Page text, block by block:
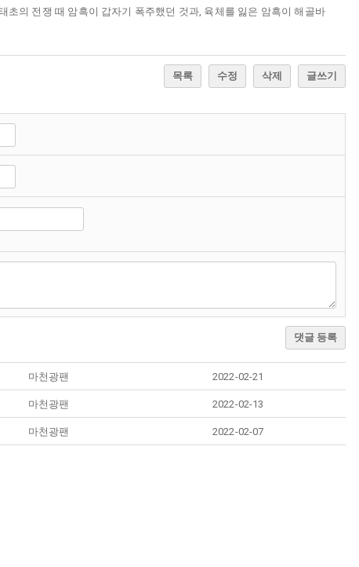
초의 전쟁 때 암흑이 갑자기 폭주했던 것과, 육체를 잃은 암흑이 해골바
목록 수정 삭제 글쓰기
댓글 등록
마천광팬 2022-02-21
마천광팬 2022-02-13
마천광팬 2022-02-07